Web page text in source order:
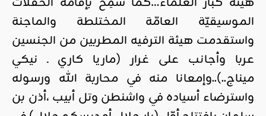
الموسيقيّة العامّة المختلطة والماجنة
واستقدمت هيئة الترفيه المطربين من الجنسين
عربا وأجانب على غرار (ماريا كاري ـ نيكي
ميناج..)..وإمعانا منه في محاربة الله ورسوله
واسترضاء أسياده في واشنطن وتل أبيب ،أذن بن